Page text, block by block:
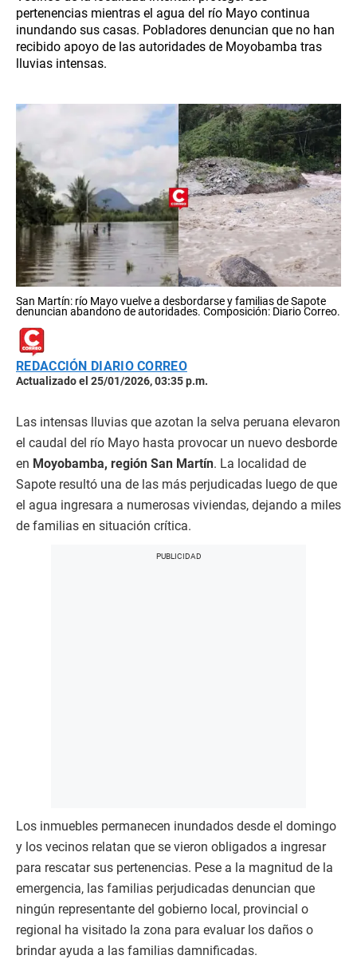
pertenencias mientras el agua del río Mayo continua
inundando sus casas. Pobladores denuncian que no han
recibido apoyo de las autoridades de Moyobamba tras
lluvias intensas.
San Martín: río Mayo vuelve a desbordarse y familias de Sapote
denuncian abandono de autoridades. Composición: Diario Correo.
REDACCIÓN DIARIO CORREO
Actualizado el 25/01/2026, 03:35 p.m.
Las intensas lluvias que azotan la selva peruana elevaron
el caudal del río Mayo hasta provocar un nuevo desborde
en Moyobamba, región San Martín. La localidad de
Sapote resultó una de las más perjudicadas luego de que
el agua ingresara a numerosas viviendas, dejando a miles
de familias en situación crítica.
Los inmuebles permanecen inundados desde el domingo
y los vecinos relatan que se vieron obligados a ingresar
para rescatar sus pertenencias. Pese a la magnitud de la
emergencia, las familias perjudicadas denuncian que
ningún representante del gobierno local, provincial o
regional ha visitado la zona para evaluar los daños o
brindar ayuda a las familias damnificadas.